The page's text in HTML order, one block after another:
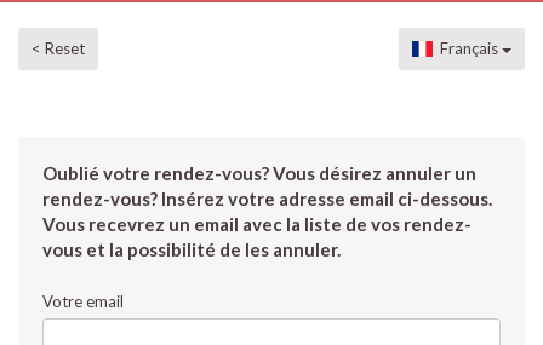
< Reset Français
Oublié votre rendez-vous? Vous désirez annuler un
rendez-vous? Insérez votre adresse email ci-dessous.
Vous recevrez un email avec la liste de vos rendez-
vous et la possibilité de les annuler.
Votre email